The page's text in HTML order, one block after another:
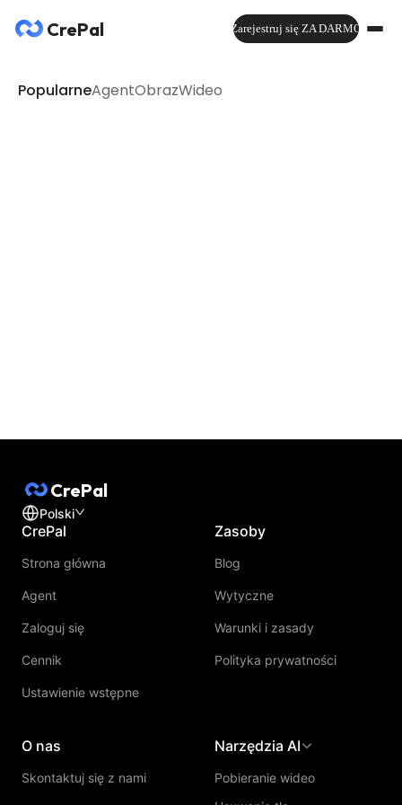
CrePal Zarejestruj się ZA DARMO
PopularneAgentObrazWideo
CrePal
Polski
CrePal
Strona główna
Agent
Zaloguj się
Cennik
Ustawienie wstępne
Zasoby
Blog
Wytyczne
Warunki i zasady
Polityka prywatności
O nas
Skontaktuj się z nami
Narzędzia AI
Pobieranie wideo